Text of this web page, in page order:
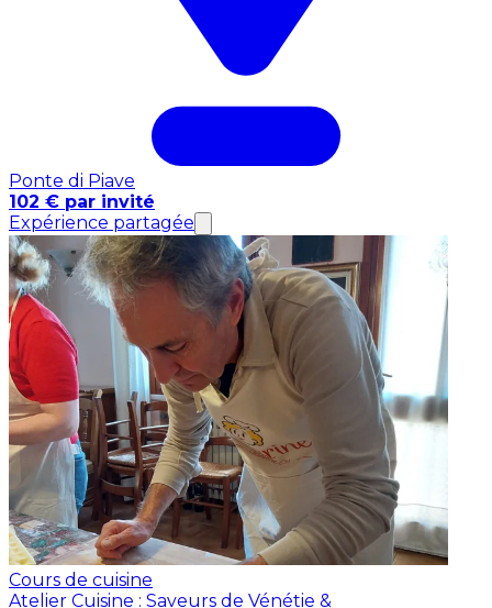
Ponte di Piave
102 € par invité
Expérience partagée
Cours de cuisine
Atelier Cuisine : Saveurs de Vénétie &